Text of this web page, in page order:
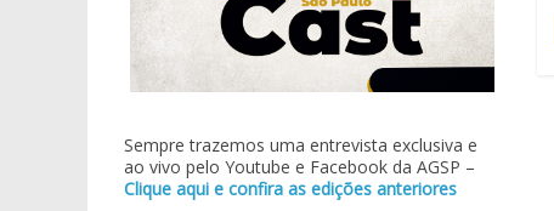
Sempre trazemos uma entrevista exclusiva e
ao vivo pelo Youtube e Facebook da AGSP –
Clique aqui e confira as edições anteriores